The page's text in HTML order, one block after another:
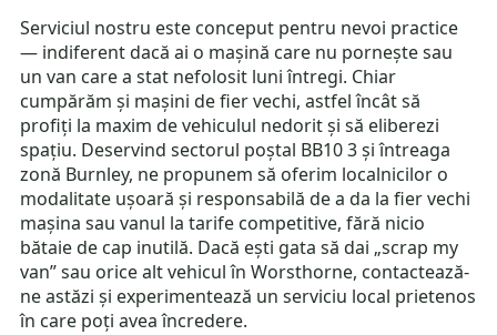
Serviciul nostru este conceput pentru nevoi practice
— indiferent dacă ai o mașină care nu pornește sau
un van care a stat nefolosit luni întregi. Chiar
cumpărăm și mașini de fier vechi, astfel încât să
profiți la maxim de vehiculul nedorit și să eliberezi
spațiu. Deservind sectorul poștal BB10 3 și întreaga
zonă Burnley, ne propunem să oferim localnicilor o
modalitate ușoară și responsabilă de a da la fier vechi
mașina sau vanul la tarife competitive, fără nicio
bătaie de cap inutilă. Dacă ești gata să dai „scrap my
van” sau orice alt vehicul în Worsthorne, contactează-
ne astăzi și experimentează un serviciu local prietenos
în care poți avea încredere.